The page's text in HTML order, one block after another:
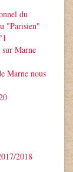
du
"Parisien"
Marne
Marne nous
2018